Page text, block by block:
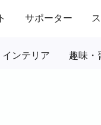
サポーター
インテリア 趣味・